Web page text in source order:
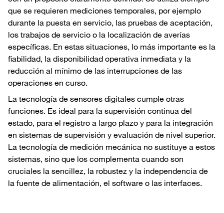
que se requieren mediciones temporales, por ejemplo
durante la puesta en servicio, las pruebas de aceptación,
los trabajos de servicio o la localización de averías
específicas. En estas situaciones, lo más importante es la
fiabilidad, la disponibilidad operativa inmediata y la
reducción al mínimo de las interrupciones de las
operaciones en curso.
La tecnología de sensores digitales cumple otras
funciones. Es ideal para la supervisión continua del
estado, para el registro a largo plazo y para la integración
en sistemas de supervisión y evaluación de nivel superior.
La tecnología de medición mecánica no sustituye a estos
sistemas, sino que los complementa cuando son
cruciales la sencillez, la robustez y la independencia de
la fuente de alimentación, el software o las interfaces.